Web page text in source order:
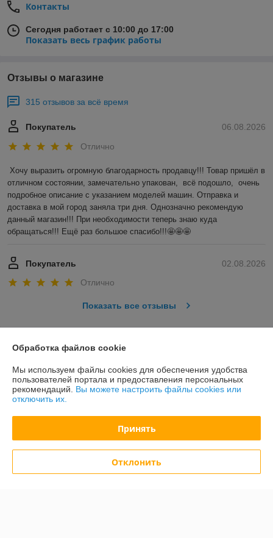
Контакты
Сегодня работает с 10:00 до 17:00
Показать весь график работы
Отзывы о магазине
315 отзывов за всё время
06.08.2026
Покупатель
Отлично
Хочу выразить огромную благодарность продавцу!!! Товар пришёл в
отличном состоянии, замечательно упакован,  всё подошло,  очень
подробное описание с указанием моделей машин. Отправка и
доставка в мой город заняла три дня. Однозначно рекомендую
данный магазин!!! При необходимости теперь знаю куда
обращаться!!! Ещё раз большое спасибо!!!🤩🤩🤩
02.08.2026
Покупатель
Отлично
Показать все отзывы
О нас
Контакты
Доставка и оплата
Обработка файлов cookie
Мы используем файлы cookies для обеспечения удобства
пользователей портала и предоставления персональных
рекомендаций. Вы можете настроить файлы cookies или
отключить их.
Принять
Отклонить